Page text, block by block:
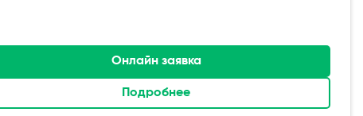
Онлайн заявка
Подробнее